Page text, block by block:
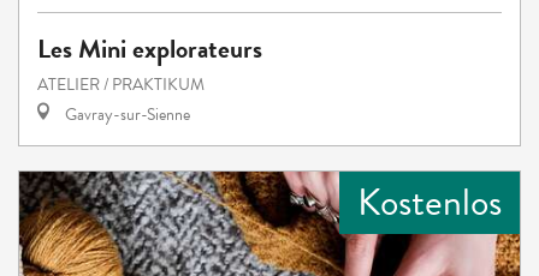
Les Mini explorateurs
ATELIER / PRAKTIKUM
Gavray-sur-Sienne
Kostenlos